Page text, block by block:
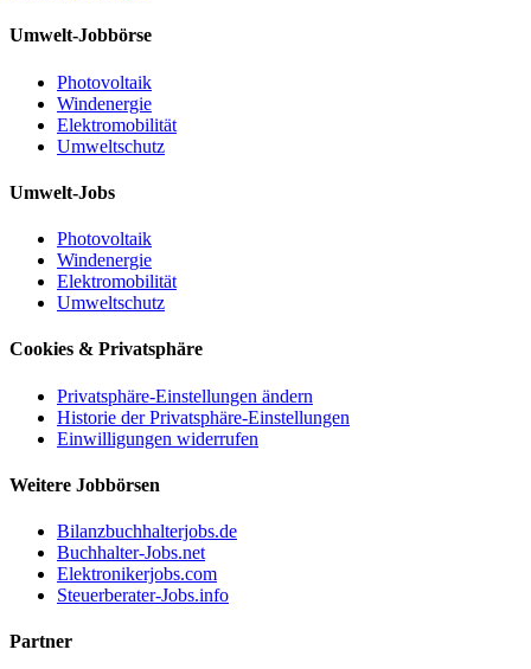
Umwelt-Jobbörse
Photovoltaik
Windenergie
Elektromobilität
Umweltschutz
Umwelt-Jobs
Photovoltaik
Windenergie
Elektromobilität
Umweltschutz
Cookies & Privatsphäre
Privatsphäre-Einstellungen ändern
Historie der Privatsphäre-Einstellungen
Einwilligungen widerrufen
Weitere Jobbörsen
Bilanzbuchhalterjobs.de
Buchhalter-Jobs.net
Elektronikerjobs.com
Steuerberater-Jobs.info
Partner